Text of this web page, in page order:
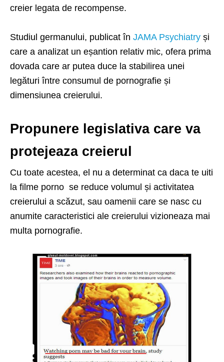
creier legata de recompense.
Studiul germanului, publicat în JAMA Psychiatry și
care a analizat un eșantion relativ mic, ofera prima
dovada care ar putea duce la stabilirea unei
legături între consumul de pornografie și
dimensiunea creierului.
Propunere legislativa care va
protejeaza creierul
Cu toate acestea, el nu a determinat ca daca te uiti
la filme porno se reduce volumul și activitatea
creierului a scăzut, sau oamenii care se nasc cu
anumite caracteristici ale creierului vizioneaza mai
multa pornografie.